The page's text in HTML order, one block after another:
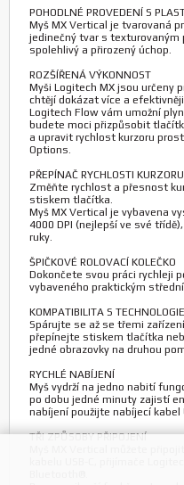
POHODLNÉ PROVEDENÍ S
Myš MX Vertical je tvarovaná
jedinečný tvar s
spolehlivý a přirozený úchop.
ROZŠÍŘENÁ VÝKONNOST
Myši Logitech MX jsou určeny
chtějí dokázat více a
Logitech Flow vám umožní
budete moci přizpůsobit
a upravit rychlost kurzoru
Options.
PŘEPÍNAČ RYCHLOSTI KURZORU
Změňte rychlost a přesnost
stiskem tlačítka.
Myš MX Vertical je vybavena
4000 DPI (nejlepší ve své
ruky.
ŠPIČKOVÉ ROLOVACÍ KOLEČKO
Dokončete svou práci rychleji
vybaveného praktickým
KOMPATIBILITA S
Spárujte se až se třemi
přepínejte stiskem tlačítka
jedné obrazovky na druhou
RYCHLÉ NABÍJENÍ
Myš vydrží na jedno nabití
po dobu jedné minuty zajistí
nabíjení použijte nabíjecí kabel
TŘI ZPŮSOBY PŘIPOJENÍ